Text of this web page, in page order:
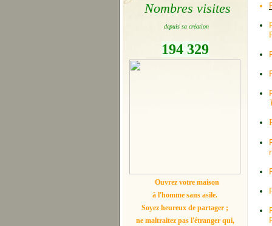
Nombres visites
depuis sa création
194 329
Ouvrez votre maison
à l'homme sans asile.
Soyez heureux de partager ;
ne maltraitez pas l'étranger qui,